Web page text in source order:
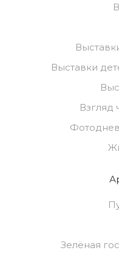
Выставки
Взгляд
Зелёная